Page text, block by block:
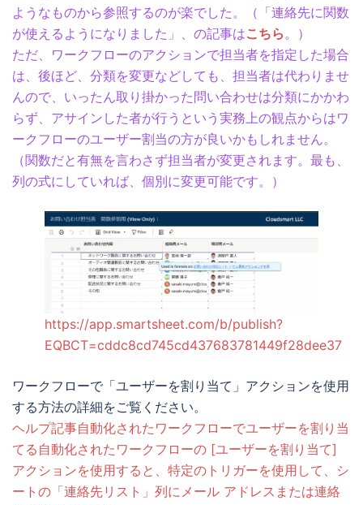
ようなものから参照するのが楽でした。（「連絡先に関数
が使えるようになりました」、の記事はこちら 。）
ただ、ワークフローのアクションで担当者を指定した場合
は、後ほど、分類を変更などしても、担当者は代わりませ
んので、いったん取り掛かった問い合わせは分類にかかわ
らず、アサインした者が行うという実務上の観点からはワ
ークフローのユーザー割当の方が良いかもしれません。
（関数だと有無を言わさず担当者が変更されます。最も、
列の式にしていれば、個別に変更可能です。）
https://app.smartsheet.com/b/publish?
EQBCT=cddc8cd745cd437683781449f28dee37
ワークフローで「ユーザーを割り当て」アクションを使用
する方法の詳細をご覧ください。
ヘルプ記事自動化されたワークフローでユーザーを割り当
てる自動化されたワークフローの [ユーザーを割り当て]
アクションを使用すると、特定のトリガーを使用して、シ
ートの「連絡先リスト」列にメール アドレスまたは連絡